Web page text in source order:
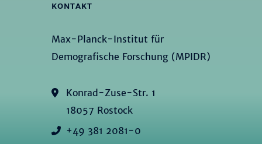
KONTAKT
Max-Planck-Institut für
Demografische Forschung (MPIDR)
Konrad-Zuse-Str. 1
18057 Rostock
+49 381 2081-0